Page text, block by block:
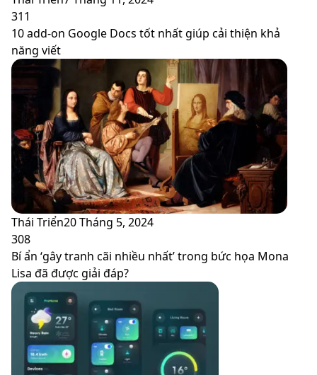
311
10 add-on Google Docs tốt nhất giúp cải thiện khả
năng viết
Thái Triển20 Tháng 5, 2024
308
Bí ẩn ‘gây tranh cãi nhiều nhất’ trong bức họa Mona
Lisa đã được giải đáp?